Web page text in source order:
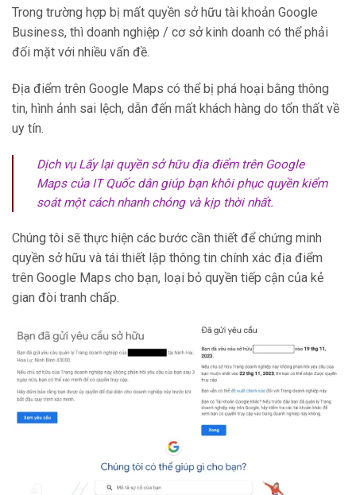
Trong trường hợp bị mất quyền sở hữu tài khoản Google
Business, thì doanh nghiệp / cơ sở kinh doanh có thể phải
đối mặt với nhiều vấn đề.
Địa điểm trên Google Maps có thể bị phá hoại bằng thông
tin, hình ảnh sai lệch, dẫn đến mất khách hàng do tổn thất về
uy tín.
Dịch vụ Lấy lại quyền sở hữu địa điểm trên Google
Maps của IT Quốc dân giúp bạn khôi phục quyền kiểm
soát một cách nhanh chóng và kịp thời nhất.
Chúng tôi sẽ thực hiện các bước cần thiết để chứng minh
quyền sở hữu và tái thiết lập thông tin chính xác địa điểm
trên Google Maps cho bạn, loại bỏ quyền tiếp cận của kẻ
gian đòi tranh chấp.